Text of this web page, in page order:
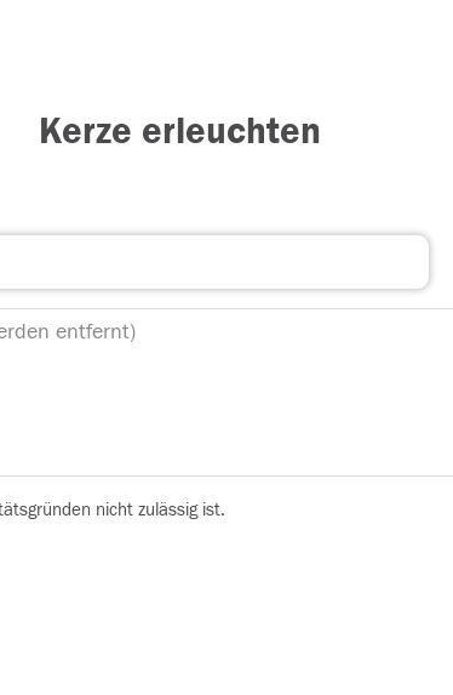
Kerze erleuchten
nicht zulässig ist.